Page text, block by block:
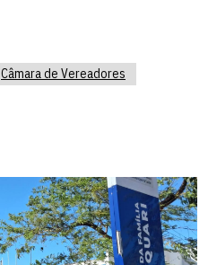
Câmara de Vereadores